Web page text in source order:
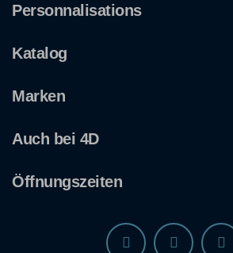
Personnalisations
Katalog
Marken
Auch bei 4D
Öffnungszeiten